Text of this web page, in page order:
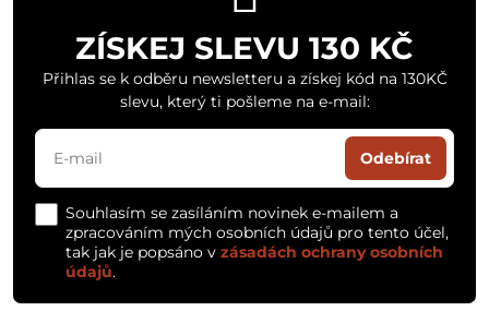
ZÍSKEJ SLEVU 130 KČ
Přihlas se k odběru newsletteru a získej kód na 130KČ
slevu, který ti pošleme na e-mail:
Odebírat
Souhlasím se zasíláním novinek e-mailem a
zpracováním mých osobních údajů pro tento účel,
tak jak je popsáno v zásadách ochrany osobních
údajů.